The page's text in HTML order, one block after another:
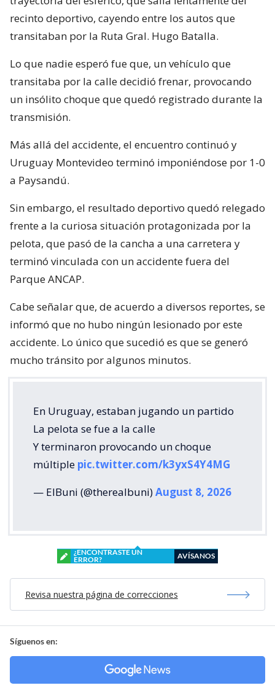
recinto deportivo, cayendo entre los autos que
transitaban por la Ruta Gral. Hugo Batalla.
Lo que nadie esperó fue que, un vehículo que
transitaba por la calle decidió frenar, provocando
un insólito choque que quedó registrado durante la
transmisión.
Más allá del accidente, el encuentro continuó y
Uruguay Montevideo terminó imponiéndose por 1-0
a Paysandú.
Sin embargo, el resultado deportivo quedó relegado
frente a la curiosa situación protagonizada por la
pelota, que pasó de la cancha a una carretera y
terminó vinculada con un accidente fuera del
Parque ANCAP.
Cabe señalar que, de acuerdo a diversos reportes, se
informó que no hubo ningún lesionado por este
accidente. Lo único que sucedió es que se generó
mucho tránsito por algunos minutos.
En Uruguay, estaban jugando un partido
La pelota se fue a la calle
Y terminaron provocando un choque
múltiple pic.twitter.com/k3yxS4Y4MG
— ElBuni (@therealbuni)August 8, 2026
¿ENCONTRASTE UN
ERROR?
AVÍSANOS
Revisa nuestra página de correcciones
Síguenos en: